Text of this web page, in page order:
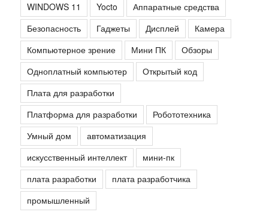
WINDOWS 11
Yocto
Аппаратные средства
Безопасность
Гаджеты Дисплей
Камера
Компьютерное зрение
Мини ПК
Обзоры
Одноплатный компьютер
Открытый код
Плата для разработки
Платформа для разработки
Робототехника
Умный дом
автоматизация
искусственный интеллект
мини-пк
плата разработки
плата разработчика
промышленный